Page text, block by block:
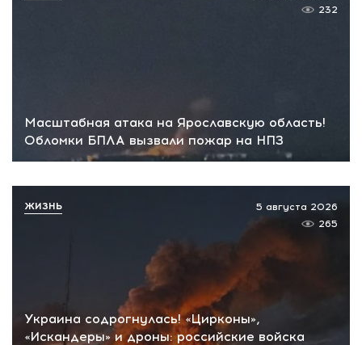
Масштабная атака на Ярославскую область!
Обломки БПЛА вызвали пожар на НПЗ
232
Украина содрогнулась! «Цирконы»,
«Искандеры» и дроны: российские войска
5 августа 2026
265
ЖИЗНЬ